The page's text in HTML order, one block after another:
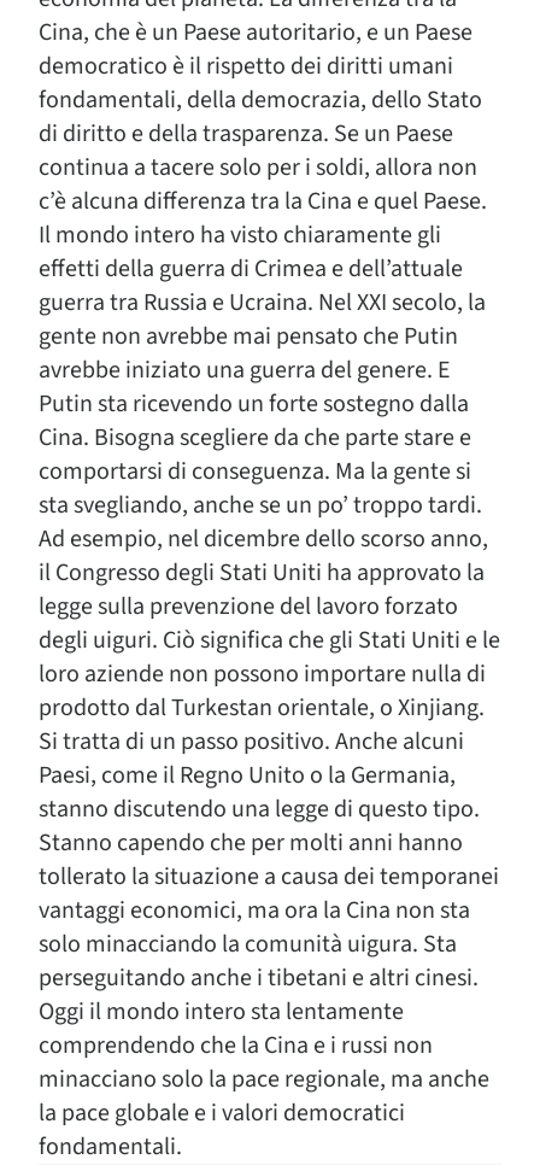
Cina, che è un Paese autoritario, e un Paese
democratico è il rispetto dei diritti umani
fondamentali, della democrazia, dello Stato
di diritto e della trasparenza. Se un Paese
continua a tacere solo per i soldi, allora non
c’è alcuna differenza tra la Cina e quel Paese.
Il mondo intero ha visto chiaramente gli
effetti della guerra di Crimea e dell’attuale
guerra tra Russia e Ucraina. Nel XXI secolo, la
gente non avrebbe mai pensato che Putin
avrebbe iniziato una guerra del genere. E
Putin sta ricevendo un forte sostegno dalla
Cina. Bisogna scegliere da che parte stare e
comportarsi di conseguenza. Ma la gente si
sta svegliando, anche se un po’ troppo tardi.
Ad esempio, nel dicembre dello scorso anno,
il Congresso degli Stati Uniti ha approvato la
legge sulla prevenzione del lavoro forzato
degli uiguri. Ciò significa che gli Stati Uniti e le
loro aziende non possono importare nulla di
prodotto dal Turkestan orientale, o Xinjiang.
Si tratta di un passo positivo. Anche alcuni
Paesi, come il Regno Unito o la Germania,
stanno discutendo una legge di questo tipo.
Stanno capendo che per molti anni hanno
tollerato la situazione a causa dei temporanei
vantaggi economici, ma ora la Cina non sta
solo minacciando la comunità uigura. Sta
perseguitando anche i tibetani e altri cinesi.
Oggi il mondo intero sta lentamente
comprendendo che la Cina e i russi non
minacciano solo la pace regionale, ma anche
la pace globale e i valori democratici
fondamentali.